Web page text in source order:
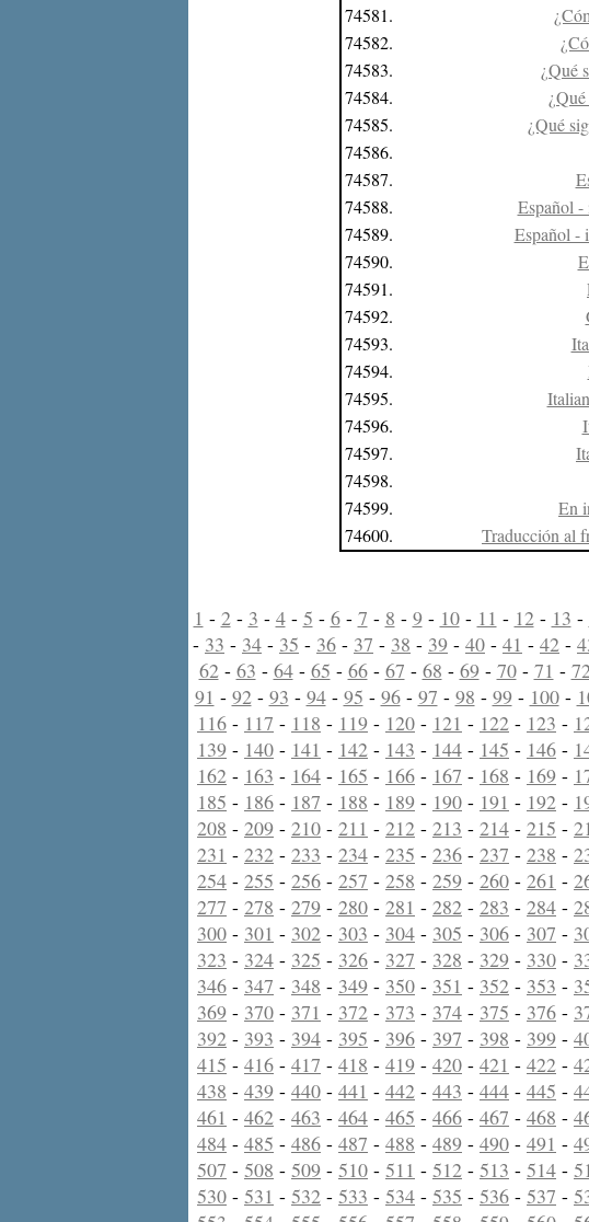
74581.
74582.
74583.
¿Qué
74584.
74585.
¿Qué
74586.
74587.
74588.
Español -
74589.
Español -
74590.
74591.
74592.
74593.
74594.
74595.
74596.
74597.
74598.
74599.
En
74600.
Traducción al
1 - 2 - 3 - 4- 5 - 6- 7 - 8 - 9- 10- 11 - 12 - 13 -
- 33 - 34 - 35 - 36 - 37 - 38 - 39 - 40 - 41 - 42 -
62 - 63 - 64- 65 - 66- 67 - 68 - 69- 70- 71 - 72
91 - 92 - 93 - 94- 95 - 96- 97 - 98 - 99- 100-
116 - 117 - 118 - 119 - 120 - 121 - 122 - 123 -
139 - 140 - 141 - 142 - 143 - 144 - 145 - 146 -
162 - 163 - 164 - 165 - 166 - 167 - 168 - 169 -
185 - 186 - 187 - 188 - 189 - 190 - 191 - 192 -
208 - 209 - 210 - 211 - 212 - 213 - 214 - 215 -
231 - 232 - 233 - 234 - 235 - 236 - 237 - 238 -
254 - 255 - 256 - 257 - 258 - 259 - 260 - 261 -
277 - 278 - 279 - 280 - 281 - 282 - 283 - 284 -
300 - 301 - 302 - 303 - 304 - 305 - 306 - 307 -
323 - 324 - 325 - 326 - 327 - 328 - 329 - 330 -
346 - 347 - 348 - 349 - 350 - 351 - 352 - 353 -
369 - 370 - 371 - 372 - 373 - 374 - 375 - 376 -
392 - 393 - 394 - 395 - 396 - 397 - 398 - 399 -
415 - 416 - 417 - 418 - 419 - 420 - 421 - 422 -
438 - 439 - 440 - 441 - 442 - 443 - 444 - 445 -
461 - 462 - 463 - 464 - 465 - 466 - 467 - 468 -
484 - 485 - 486 - 487 - 488 - 489 - 490 - 491 -
507 - 508 - 509 - 510 - 511 - 512 - 513 - 514 -
530 - 531 - 532 - 533 - 534 - 535 - 536 - 537 -